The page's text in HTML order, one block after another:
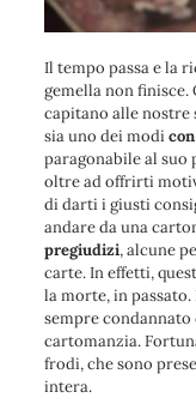
Il tempo passa e la
gemella non finisce.
capitano alle nostre
sia uno dei modi
paragonabile al suo
oltre ad offrirti
di darti i giusti
andare da una
pregiudizi, alcune
carte. In effetti,
la morte, in
sempre condannato
cartomanzia.
frodi, che sono
intera.